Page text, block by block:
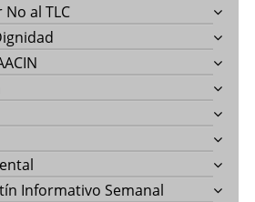
al TLC
Informativo Semanal